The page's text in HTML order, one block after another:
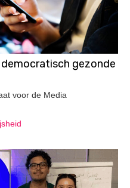
gezonde
voor de Media